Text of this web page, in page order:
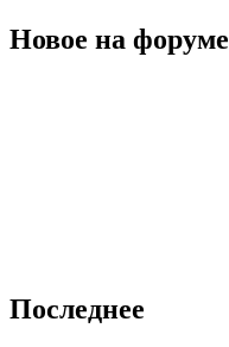
Новое на форуме
Последнее